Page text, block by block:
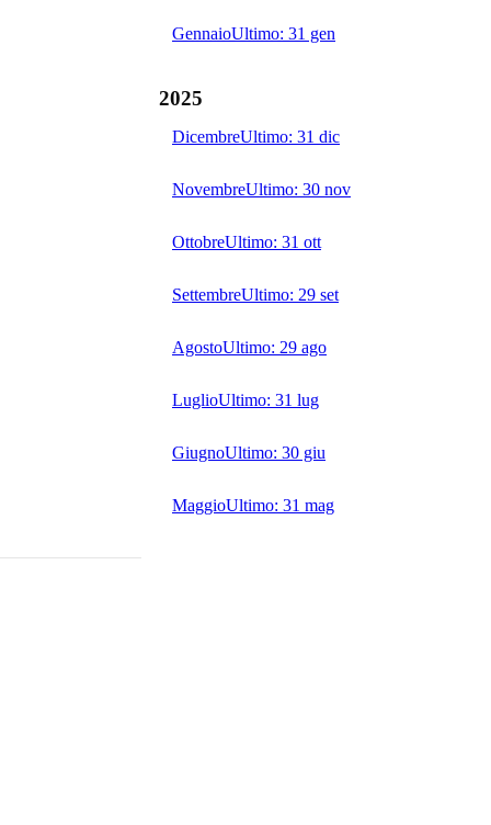
GennaioUltimo: 31 gen
2025
DicembreUltimo: 31 dic
NovembreUltimo: 30 nov
OttobreUltimo: 31 ott
SettembreUltimo: 29 set
AgostoUltimo: 29 ago
LuglioUltimo: 31 lug
GiugnoUltimo: 30 giu
MaggioUltimo: 31 mag